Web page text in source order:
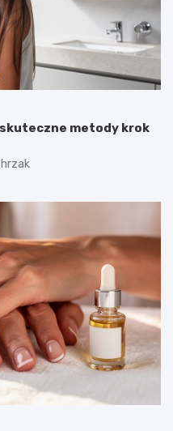
skuteczne metody krok